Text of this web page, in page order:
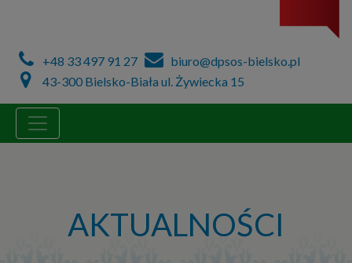
+48 33 497 91 27
biuro@dpsos-bielsko.pl
43-300 Bielsko-Biała ul. Żywiecka 15
AKTUALNOŚCI